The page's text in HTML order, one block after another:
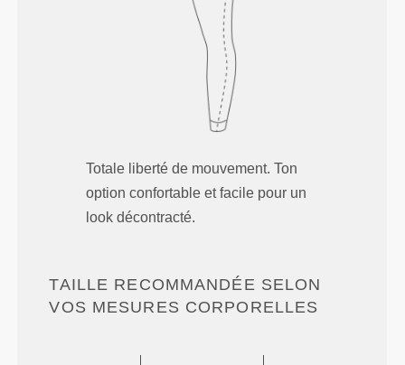
Totale liberté de mouvement. Ton
option confortable et facile pour un
look décontracté.
TAILLE RECOMMANDÉE SELON
VOS MESURES CORPORELLES